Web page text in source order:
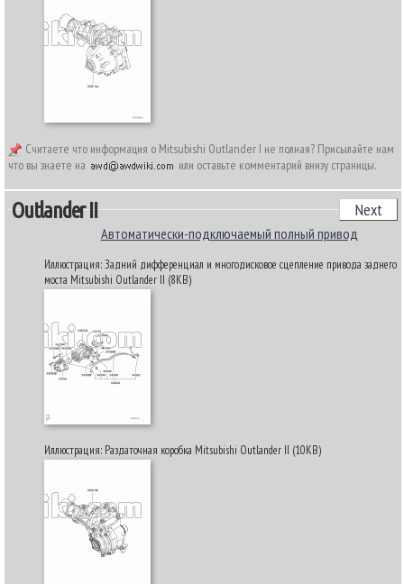
Считаете что информация о Mitsubishi Outlander I не полная? Присылайте нам
что вы знаете на
или оставьте комментарий внизу страницы.
Outlander II Next
Автоматически-подключаемый полный привод
Иллюстрация: Задний дифференциал и многодисковое сцепление привода заднего
моста Mitsubishi Outlander II (8KB)
Иллюстрация: Раздаточная коробка Mitsubishi Outlander II (10KB)